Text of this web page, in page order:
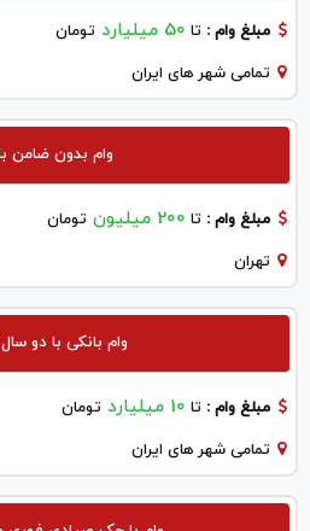
مبلغ وام : تا 50 میلیارد تومان
تمامی شهر های ایران
وام بدون ضامن
مبلغ وام : تا 200 میلیون تومان
تهران
وام بانکی با دو
مبلغ وام : تا 10 میلیارد تومان
تمامی شهر های ایران